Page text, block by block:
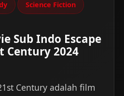
Science Fiction
Sub Indo Escape
Century 2024
Century adalah film